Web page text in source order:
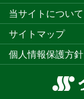
当サイトについて
サイトマップ
個人情報保護方針